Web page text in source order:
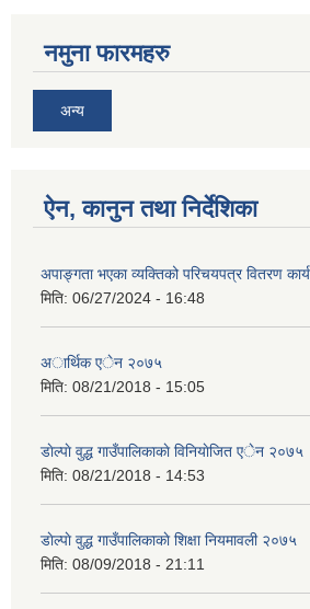
नमुना फारमहरु
अन्य
ऐन, कानुन तथा निर्देशिका
अपाङ्गता भएका व्यक्तिको परिचयपत्र वितरण
मिति: 06/27/2024 - 16:48
अार्थिक एेन २०७५
मिति: 08/21/2018 - 15:05
डाेल्पाे वुद्ध गाउँपालिकाकाे विनियाेजित एेन २०७५
मिति: 08/21/2018 - 14:53
डाेल्पाे वुद्ध गाउँपालिकाकाे शिक्षा नियमावली २०७५
मिति: 08/09/2018 - 21:11